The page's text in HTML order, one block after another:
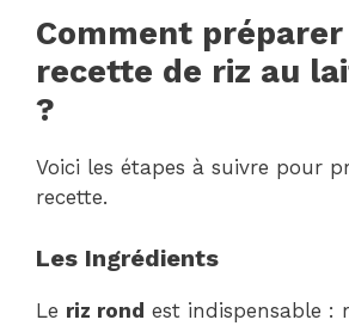
Comment préparer
recette de riz au
?
Voici les étapes à suivre pour
recette.
Les Ingrédients
Le riz rond est indispensable :